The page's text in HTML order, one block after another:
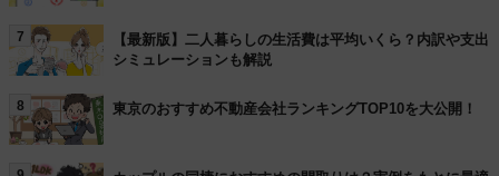
7
【最新版】二人暮らしの生活費は平均いくら？内訳や支出
シミュレーションも解説
8 東京のおすすめ不動産会社ランキングTOP10を大公開！